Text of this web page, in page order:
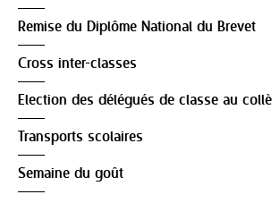
Remise du Diplôme National du Brevet
Cross inter-classes
Election des délégués de classe au
Transports scolaires
Semaine du goût